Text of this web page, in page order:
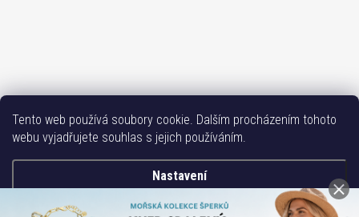
Tento web používá soubory cookie. Dalším procházením tohoto
webu vyjadřujete souhlas s jejich používáním.
Nastavení
Copyright 2017-2026 Bižuterie TOP CZ. Všechna práva vyhrazena.